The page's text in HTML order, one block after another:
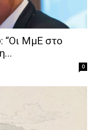
“Οι ΜμΕ στο
0